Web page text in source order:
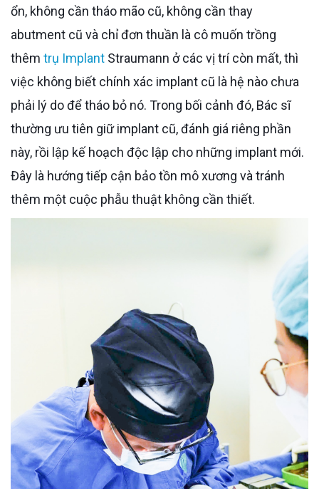
ổn, không cần tháo mão cũ, không cần thay
abutment cũ và chỉ đơn thuần là cô muốn trồng
thêm trụ Implant Straumann ở các vị trí còn mất, thì
việc không biết chính xác implant cũ là hệ nào chưa
phải lý do để tháo bỏ nó. Trong bối cảnh đó, Bác sĩ
thường ưu tiên giữ implant cũ, đánh giá riêng phần
này, rồi lập kế hoạch độc lập cho những implant mới.
Đây là hướng tiếp cận bảo tồn mô xương và tránh
thêm một cuộc phẫu thuật không cần thiết.